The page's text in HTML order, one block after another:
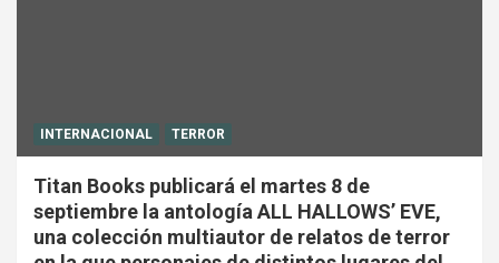
INTERNACIONAL TERROR
Titan Books publicará el martes 8 de
septiembre la antología ALL HALLOWS’ EVE,
una colección multiautor de relatos de terror